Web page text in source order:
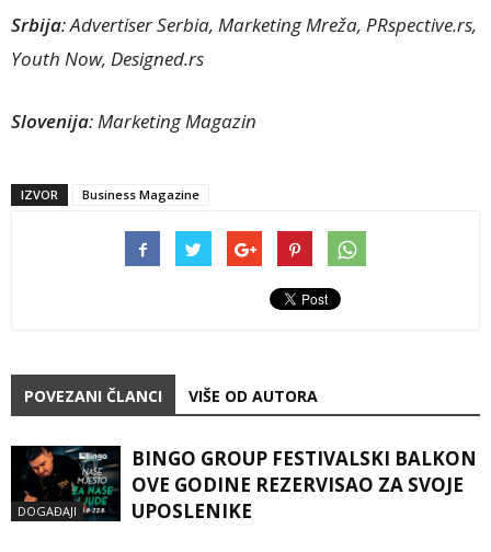
Srbija: Advertiser Serbia, Marketing Mreža, PRspective.rs,
Youth Now, Designed.rs
Slovenija: Marketing Magazin
IZVOR Business Magazine
POVEZANI ČLANCI VIŠE OD AUTORA
DOGAĐAJI
BINGO GROUP FESTIVALSKI BALKON
OVE GODINE REZERVISAO ZA SVOJE
UPOSLENIKE